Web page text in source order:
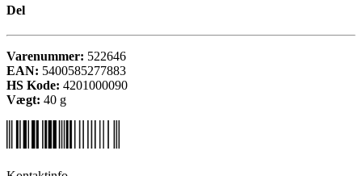
Del
Varenummer: 522646
EAN: 5400585277883
HS Kode: 4201000090
Vægt: 40 g